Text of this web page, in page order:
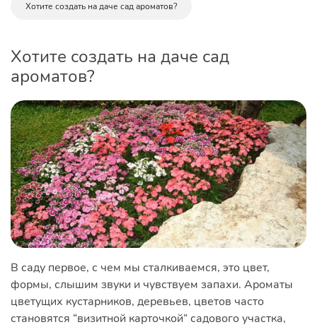
Хотите создать на даче сад ароматов?
Хотите создать на даче сад
ароматов?
В саду первое, с чем мы сталкиваемся, это цвет,
формы, слышим звуки и чувствуем запахи. Ароматы
цветущих кустарников, деревьев, цветов часто
становятся “визитной карточкой” садового участка,